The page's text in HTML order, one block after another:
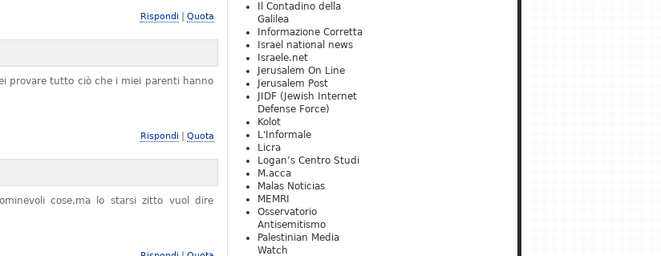
Rispondi Quota
provare tutto ciò che i miei parenti hanno
Rispondi Quota
cose,ma lo starsi zitto vuol dire
Il Contadino della
Galilea
Informazione Corretta
Israel national news
Israele.net
Jerusalem On Line
Jerusalem Post
JIDF (Jewish Internet
Defense Force)
Kolot
L'Informale
Licra
Logan’s Centro Studi
M.acca
Malas Noticias
MEMRI
Osservatorio
Antisemitismo
Palestinian Media
Watch